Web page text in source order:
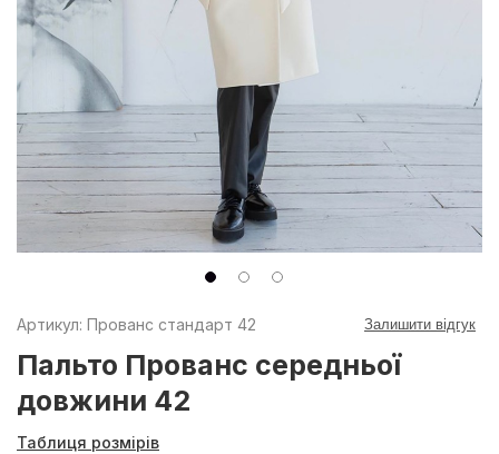
Артикул: Прованс стандарт 42 Залишити відгук
Пальто Прованс середньої
довжини 42
Таблиця розмірів